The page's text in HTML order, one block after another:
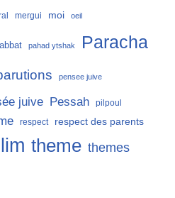
mergui moi oeil
pahad ytshak Paracha
pensee juive
juive Pessah
pilpoul
respect respect des parents
theme themes